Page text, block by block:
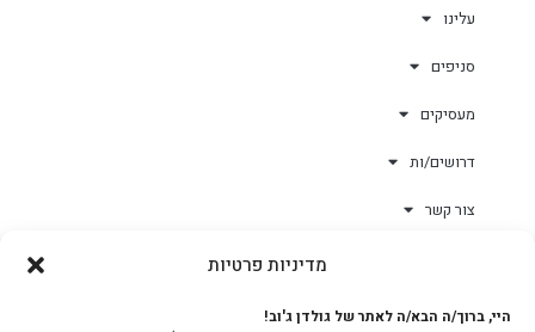
מדיניות פרטיות
היי, ברוך/ה הבא/ה לאתר של גולדן ג'וב!
עלינו
סניפים
מעסיקים
דרושים/ות
צור קשר